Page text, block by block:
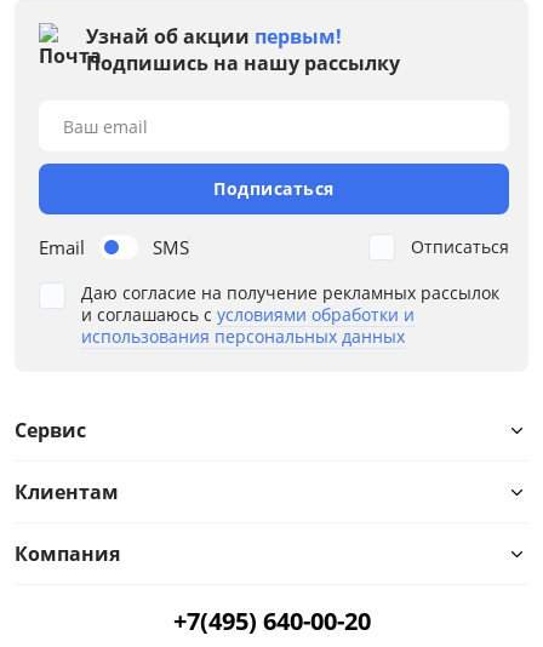
Узнай об акции первым!
Подпишись на нашу рассылку
Email SMS
Ваш email
Подписаться
Даю согласие на получение рекламных рассылок
и соглашаюсь с условиями обработки и
использования персональных данных
Отписаться
Сервис
Клиентам
Компания
+7(495) 640-00-20